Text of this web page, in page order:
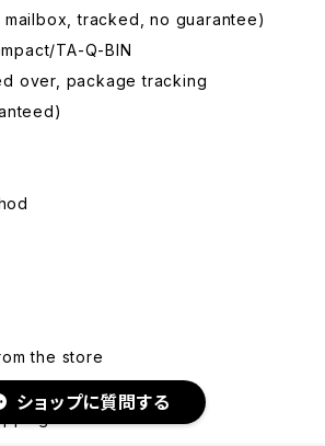
ショップに質問する
tracked, no guarantee)
TA-Q-BIN
over, package tracking
the store